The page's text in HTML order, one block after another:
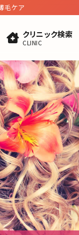
毛ケア
クリニック検索
CLINIC